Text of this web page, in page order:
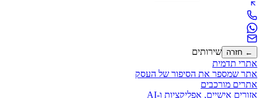
← חזרה
שירותים
אתרי תדמית
אתר שמספר את הסיפור של העסק
אתרים מורכבים
אזורים אישיים, אפליקציות ו-AI